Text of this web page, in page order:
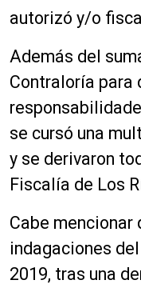
autorizó y/o
Además del
Contraloría para
se cursó una
y se derivaron
Fiscalía de Los
Cabe
indagaciones
2019, tras una